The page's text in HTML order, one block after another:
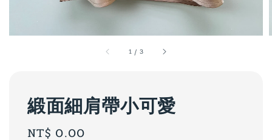
1 / 3
緞面細肩帶小可愛
Regular
NT$ 0.00